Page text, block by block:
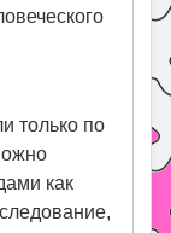
только по
как